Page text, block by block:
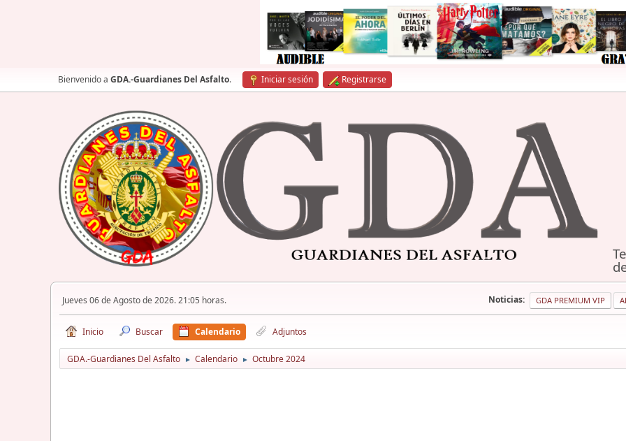
Bienvenido a GDA.-Guardianes Del Asfalto. Iniciar sesión Registrarse
Jueves 06 de Agosto de 2026. 21:05 horas. Noticias: GDA PREMIUM VIP
Inicio Buscar Calendario Adjuntos
GDA.-Guardianes Del Asfalto ► Calendario ► Octubre 2024